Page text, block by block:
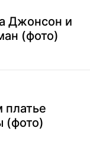
Джонсон и
(фото)
платье
(фото)